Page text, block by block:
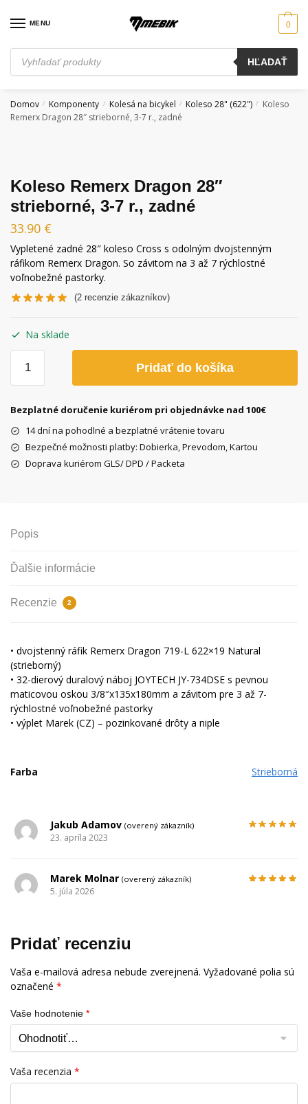
MENU
Products
search
HĽADAŤ
0
Domov / Komponenty / Kolesá na bicykel / Koleso 28" (622") /
Koleso
Remerx Dragon 28″ strieborné, 3-7 r., zadné
Koleso Remerx Dragon 28″
strieborné, 3-7 r., zadné
33.90 €
Vypletené zadné 28″ koleso Cross s odolným dvojstenným
ráfikom Remerx Dragon. So závitom na 3 až 7 rýchlostné
voľnobežné pastorky.
(2 recenzie zákazníkov)
Na sklade
Koleso
Dragon
Pridať do košíka
Bezplatné doručenie kuriérom pri objednávke nad 100€
14 dní na pohodlné a bezplatné vrátenie tovaru
Bezpečné možnosti platby: Dobierka, Prevodom, Kartou
Doprava kuriérom GLS/ DPD / Packeta
Popis
Ďalšie informácie
Recenzie 2
• dvojstenný ráfik Remerx Dragon 719-L 622×19 Natural
(strieborný)
• 32-dierový duralový náboj JOYTECH JY-734DSE s pevnou
maticovou oskou 3/8″x135x180mm a závitom pre 3 až 7-
rýchlostné voľnobežné pastorky
• výplet Marek (CZ) – pozinkované drôty a niple
Farba Strieborná
Jakub Adamov (overený zákazník)
23. apríla 2023
Marek Molnar (overený zákazník)
5. júla 2026
Pridať recenziu
Vaša e-mailová adresa nebude zverejnená. Vyžadované polia sú
označené *
Vaše hodnotenie *
Vaša recenzia *